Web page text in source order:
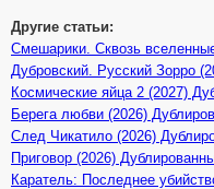
Другие статьи:
Смешарики. Сквозь
Дубровский. Русский Зорро
Космические яйца 2 (2027)
Берега любви (2026)
След Чикатило (2026)
Приговор (2026)
Каратель: Последнее